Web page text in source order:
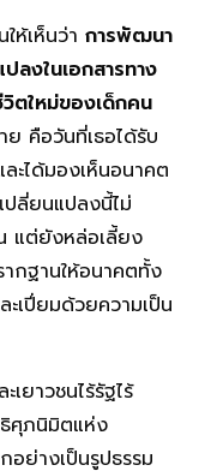
ห้เห็นว่า การพัฒนา
ลงในเอกสารทาง
ตใหม่ของเด็กคน
คือวันที่เธอได้รับ
ะได้มองเห็นอนาคต
ลี่ยนแปลงนี้ไม่
แต่ยังหล่อเลี้ยง
กฐานให้อนาคตทั้ง
เปี่ยมด้วยความเป็น
ยาวชนไร้รัฐไร้
ศุภนิมิตแห่ง
อย่างเป็นรูปธรรม